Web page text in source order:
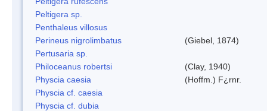
Peltigera sp.
Penthaleus villosus
Perineus nigrolimbatus
(Giebel, 1874)
Pertusaria sp.
Philoceanus robertsi
(Clay, 1940)
Physcia caesia
(Hoffm.) F¿rnr.
Physcia cf. caesia
Physcia cf. dubia